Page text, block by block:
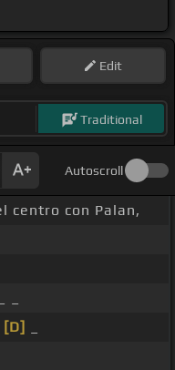
Edit
Traditional
Autoscroll
centro con Palan,
[D]